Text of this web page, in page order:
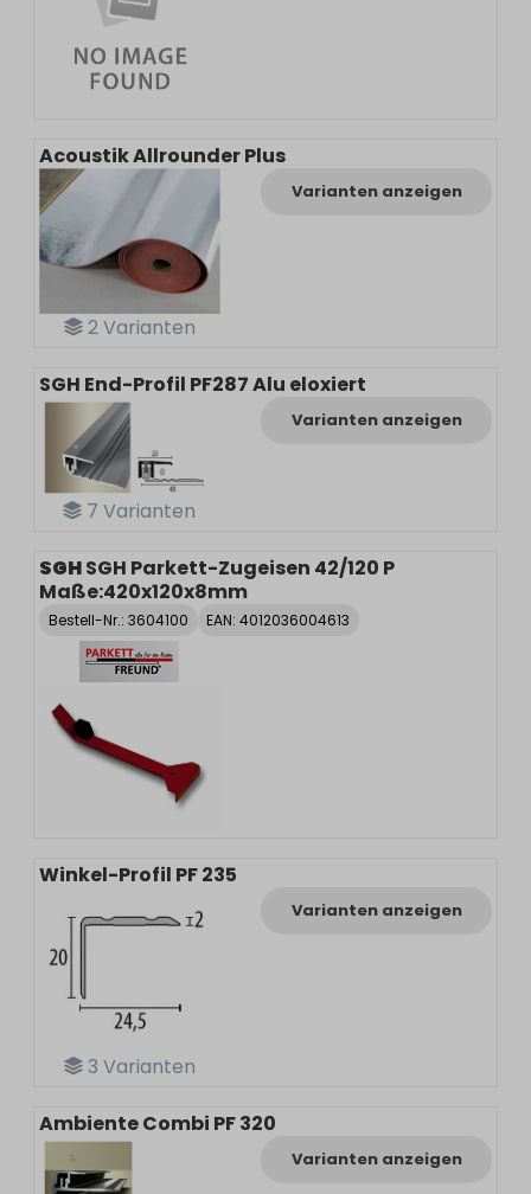
2Varianten
Acoustik Allrounder Plus
Varianten anzeigen
7 Varianten
SGH End-Profil PF287 Alu eloxiert
Varianten anzeigen
SGHSGH Parkett-Zugeisen 42/120 P
Maße:420x120x8mm
Bestell-Nr.: 3604100 EAN: 4012036004613
3 Varianten
Winkel-Profil PF 235
Varianten anzeigen
Ambiente Combi PF 320
Varianten anzeigen